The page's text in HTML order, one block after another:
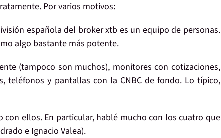
. Por varios motivos:
española del broker xtb es un equipo de personas.
algo bastante más potente.
(tampoco son muchos), monitores con cotizaciones,
teléfonos y pantallas con la CNBC de fondo. Lo típico,
con ellos. En particular, hablé mucho con los cuatro que
e Ignacio Valea).